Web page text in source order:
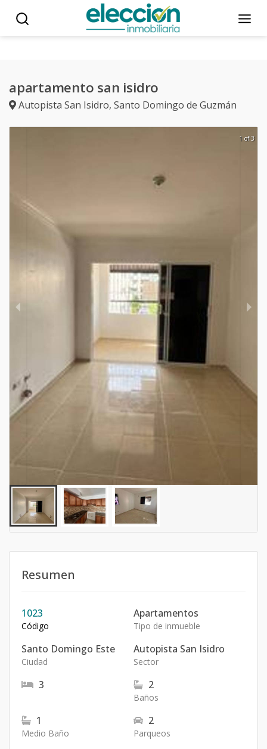
apartamento san isidro
Autopista San Isidro, Santo Domingo de Guzmán
1 of 3
Resumen
1023
Código
Apartamentos
Tipo de inmueble
Santo Domingo Este
Ciudad
Autopista San Isidro
Sector
3 2
Baños
1
Medio Baño
2
Parqueos